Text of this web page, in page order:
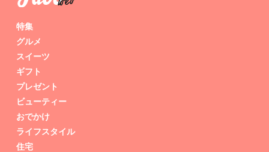
特集
グルメ
スイーツ
ギフト
プレゼント
ビューティー
おでかけ
ライフスタイル
住宅